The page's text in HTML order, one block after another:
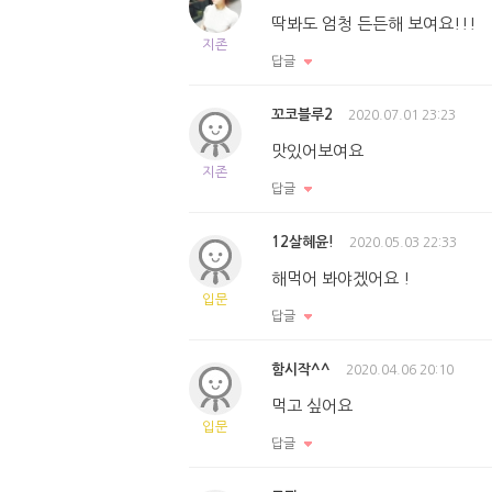
지존
딱봐도 엄청 든든해 보여요!!!
답글
지존
꼬코블루2 2020.07.01 23:23
맛있어보여요
답글
입문
12살혜윤! 2020.05.03 22:33
해먹어 봐야겠어요 !
답글
입문
함시작^^ 2020.04.06 20:10
먹고 싶어요
답글